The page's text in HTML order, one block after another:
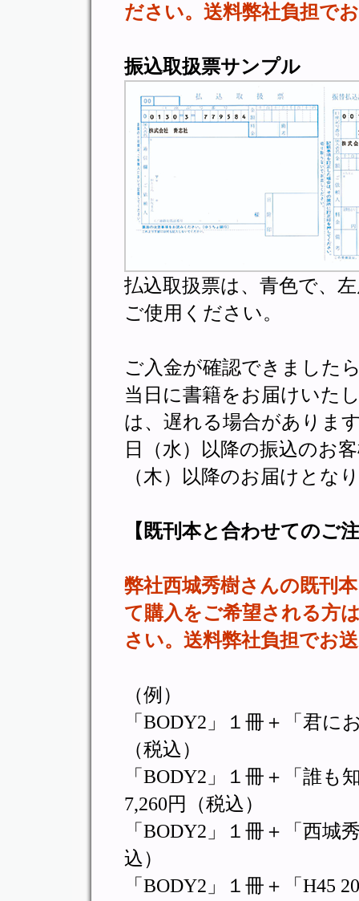
ださい。送料弊社負担で
振込取扱票サンプル
払込取扱票は、青色で、
ご使用ください。
ご入金が確認できました
当日に書籍をお届けいた
は、遅れる場合がありま
日（水）以降の振込のお
（木）以降のお届けとな
【既刊本と合わせてのご
弊社西城秀樹さんの既刊
て購入をご希望される方
さい。送料弊社負担でお
（例）
「BODY2」１冊＋「君に
（税込）
「BODY2」１冊＋「誰
7,260円（税込）
「BODY2」１冊＋「西城
込）
「BODY2」１冊＋「H45